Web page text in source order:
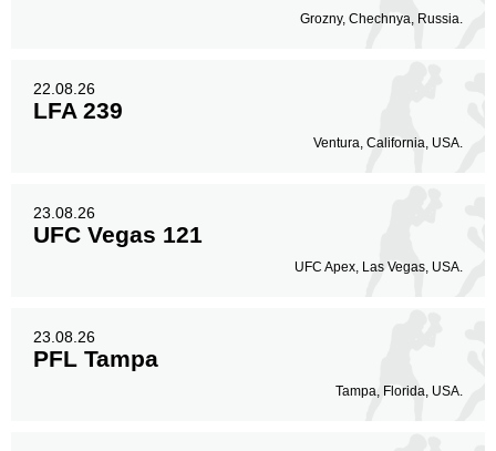
Grozny, Chechnya, Russia.
22.08.26
LFA 239
Ventura, California, USA.
23.08.26
UFC Vegas 121
UFC Apex, Las Vegas, USA.
23.08.26
PFL Tampa
Tampa, Florida, USA.